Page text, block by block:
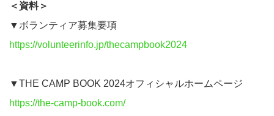
＜資料＞
▼ボランティア募集要項
https://volunteerinfo.jp/thecampbook2024
▼THE CAMP BOOK 2024オフィシャルホームページ
https://the-camp-book.com/